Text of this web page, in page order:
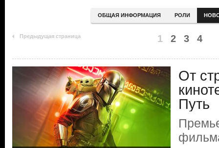
ОБЩАЯ ИНФОРМАЦИЯ РОЛИ
Предыдущая страница 1 2 3 4
От
Путь